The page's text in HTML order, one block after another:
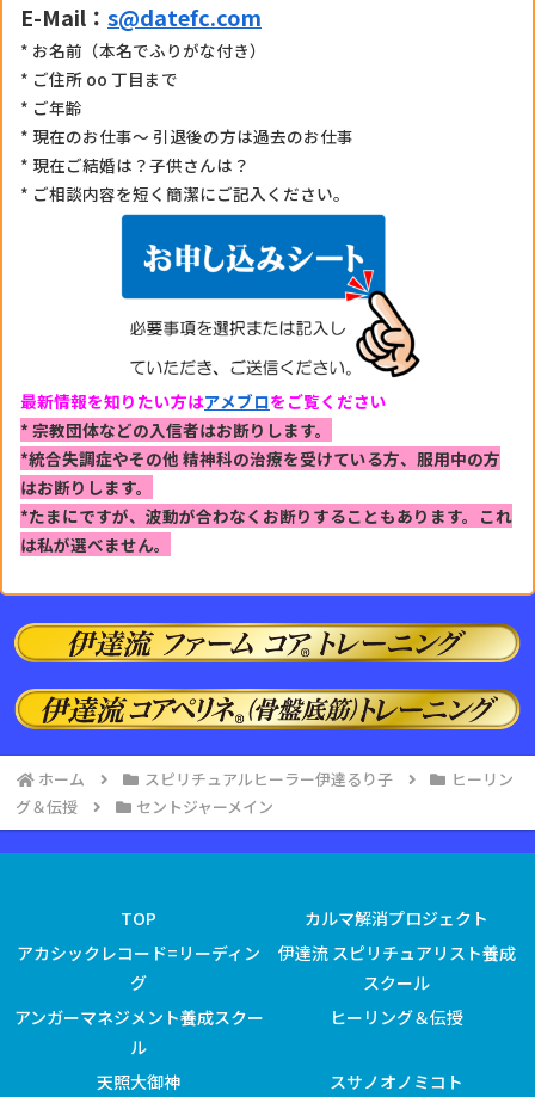
E-Mail： s@datefc.com
* お名前（本名でふりがな付き）
* ご住所 oo 丁目まで
* ご年齢
* 現在のお仕事〜 引退後の方は過去のお仕事
* 現在ご結婚は？子供さんは？
* ご相談内容を短く簡潔にご記入ください。
最新情報を知りたい方はアメブロをご覧ください
* 宗教団体などの入信者はお断りします。
*統合失調症やその他 精神科の治療を受けている方、 服用中の方
はお断りします。
*たまにですが、波動が合わなくお断りすることもあります。 これ
は私が選べません。
ホーム スピリチュアルヒーラー伊達るり子
ヒーリン
グ＆伝授
セントジャーメイン
TOP
カルマ解消プロジェクト
アカシックレコード=リーディン
グ
伊達流 スピリチュアリスト養成
スクール
アンガーマネジメント養成スクー
ル
ヒーリング＆伝授
天照大御神 スサノオノミコト